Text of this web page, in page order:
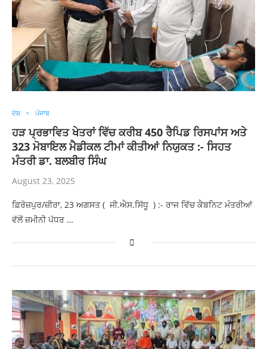
ਦੇਸ਼ ਪੰਜਾਬ
ਹੜ ਪ੍ਰਭਾਵਿਤ ਖੇਤਰਾਂ ਵਿੱਚ ਕਰੀਬ 450 ਰੈਪਿਡ ਰਿਸਪਾਂਸ ਅਤੇ
323 ਮੋਬਾਇਲ ਮੈਡੀਕਲ ਟੀਮਾਂ ਕੀਤੀਆਂ ਨਿਯੁਕਤ :- ਸਿਹਤ
ਮੰਤਰੀ ਡਾ. ਬਲਬੀਰ ਸਿੰਘ
August 23, 2025
ਫ਼ਿਰੋਜ਼ਪੁਰ/ਜ਼ੀਰਾ, 23 ਅਗਸਤ ( ਜੀ.ਐਸ.ਸਿੱਧੂ ) :- ਰਾਜ ਵਿੱਚ ਕੈਬਨਿਟ ਮੰਤਰੀਆਂ
ਵੱਲੋਂ ਜ਼ਮੀਨੀ ਪੱਧਰ …